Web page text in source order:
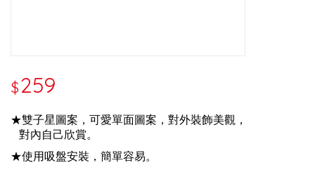
$259
★雙子星圖案，可愛單面圖案，對外裝飾美觀，
對內自己欣賞。
★使用吸盤安裝，簡單容易。